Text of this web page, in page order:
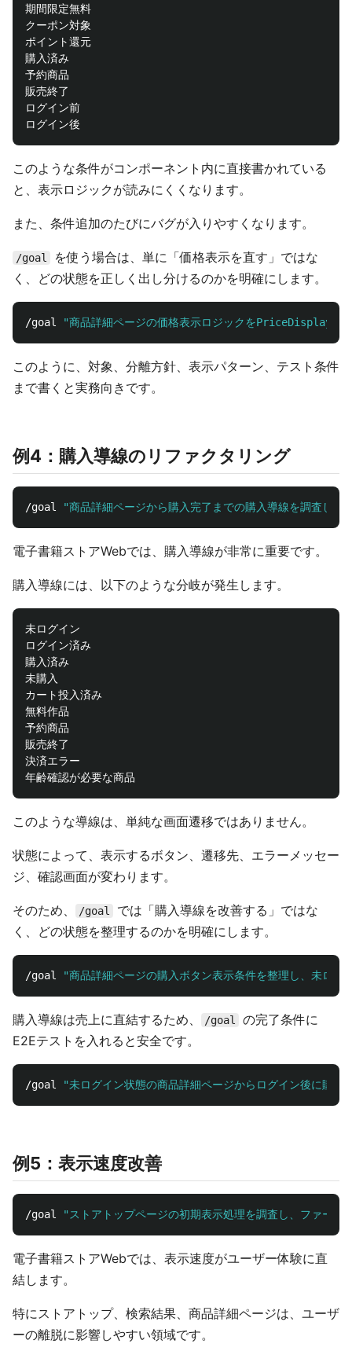
期間限定無料
クーポン対象
ポイント還元
購入済み
予約商品
販売終了
ログイン前
このような条件がコンポーネント内に直接書かれている
と、表示ロジックが読みにくくなります。
また、条件追加のたびにバグが入りやすくなります。
/goal
を使う場合は、単に「価格表示を直す」ではな
く、どの状態を正しく出し分けるのかを明確にします。
/goal "商品詳細ページの価格表示ロジックをPriceDisplayコ
このように、対象、分離方針、表示パターン、テスト条件
まで書くと実務向きです。
例4：購入導線のリファクタリング
/goal "商品詳細ページから購入完了までの購入導線を調査し
電子書籍ストアWebでは、購入導線が非常に重要です。
購入導線には、以下のような分岐が発生します。
未ログイン
ログイン済み
購入済み
未購入
カート投入済み
無料作品
予約商品
販売終了
決済エラー
このような導線は、単純な画面遷移ではありません。
状態によって、表示するボタン、遷移先、エラーメッセー
ジ、確認画面が変わります。
そのため、 /goal
では「購入導線を改善する」ではな
く、どの状態を整理するのかを明確にします。
/goal "商品詳細ページの購入ボタン表示条件を整理し、未ロ
購入導線は売上に直結するため、 /goal
の完了条件に
E2Eテストを入れると安全です。
/goal "未ログイン状態の商品詳細ページからログイン後に購
例5：表示速度改善
/goal "ストアトップページの初期表示処理を調査し、ファー
電子書籍ストアWebでは、表示速度がユーザー体験に直
結します。
特にストアトップ、検索結果、商品詳細ページは、ユーザ
ーの離脱に影響しやすい領域です。